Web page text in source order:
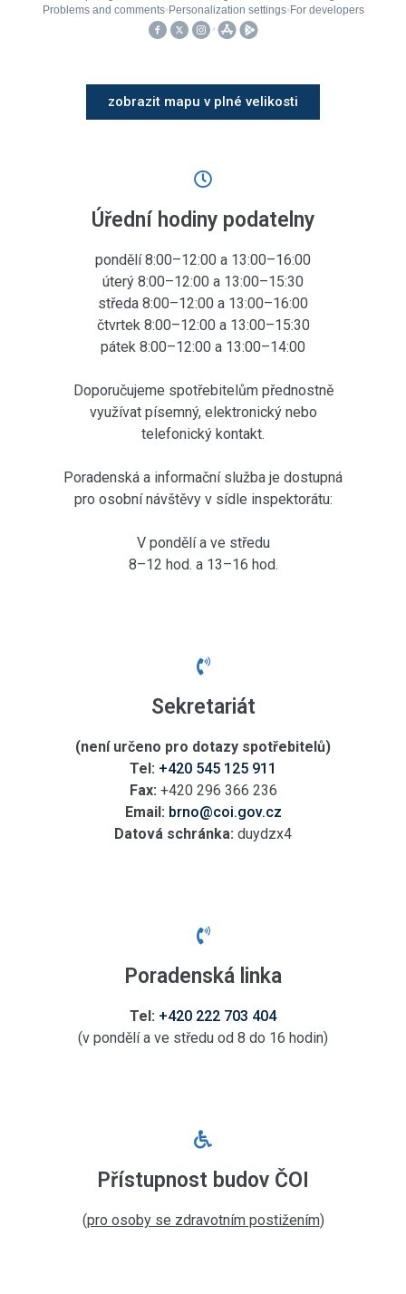
zobrazit mapu v plné velikosti
Úřední hodiny podatelny
pondělí 8:00–12:00 a 13:00–16:00
úterý 8:00–12:00 a 13:00–15:30
středa 8:00–12:00 a 13:00–16:00
čtvrtek 8:00–12:00 a 13:00–15:30
pátek 8:00–12:00 a 13:00–14:00
Doporučujeme spotřebitelům přednostně
využívat písemný, elektronický nebo
telefonický kontakt.
Poradenská a informační služba je dostupná
pro osobní návštěvy v sídle inspektorátu:
V pondělí a ve středu
8–12 hod. a 13–16 hod.
Sekretariát
(není určeno pro dotazy spotřebitelů)
Tel: +420 545 125 911
Fax: +420 296 366 236
Email: brno@coi.gov.cz
Datová schránka: duydzx4
Poradenská linka
Tel: +420 222 703 404
(v pondělí a ve středu od 8 do 16 hodin)
Přístupnost budov ČOI
(pro osoby se zdravotním postižením)